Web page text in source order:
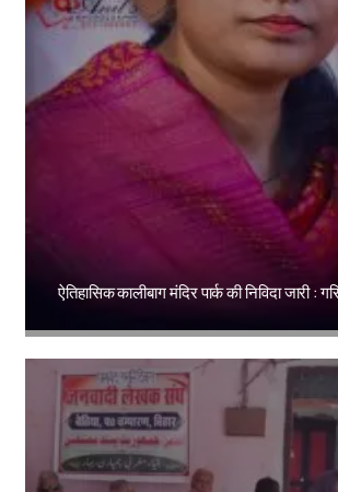
ऐतिहासिक कालीबाग मंदिर पार्क की निविदा जारी :